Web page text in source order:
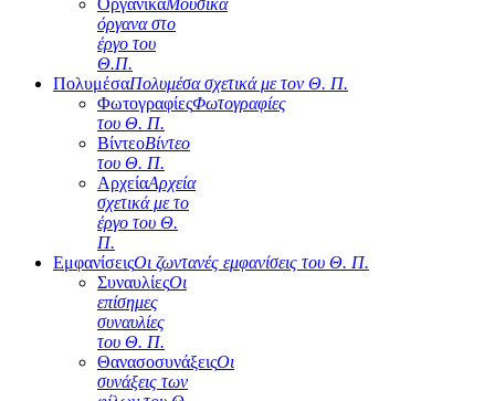
ΟργανικάΜουσικά
όργανα στο
έργο του
Θ.Π.
ΠολυμέσαΠολυμέσα σχετικά με τον Θ. Π.
ΦωτογραφίεςΦωτογραφίες
του Θ. Π.
ΒίντεοΒίντεο
του Θ. Π.
ΑρχείαΑρχεία
σχετικά με το
έργο του Θ.
Π.
ΕμφανίσειςΟι ζωντανές εμφανίσεις του Θ. Π.
ΣυναυλίεςΟι
επίσημες
συναυλίες
του Θ. Π.
ΘανασοσυνάξειςΟι
συνάξεις των